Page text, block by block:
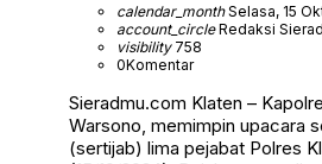
calendar_monthSelasa, 15
account_circleRedaksi
visibility758
0Komentar
Sieradmu.com Klaten –
Warsono, memimpin upacara
(sertijab) lima pejabat Polres